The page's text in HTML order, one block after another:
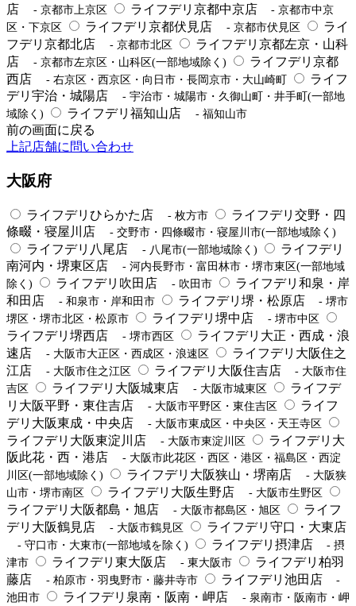
店
- 京都市上京区 ライフデリ京都中京店
- 京都市中京
区・下京区
ライフデリ京都伏見店 - 京都市伏見区
ライ
フデリ京都北店
- 京都市北区
ライフデリ京都左京・山科
店
- 京都市左京区・山科区(一部地域除く)
ライフデリ京都
西店
- 右京区・西京区・向日市・長岡京市・大山崎町
ライフ
デリ宇治・城陽店
- 宇治市・城陽市・久御山町・井手町(一部地
域除く)
ライフデリ福知山店 - 福知山市
前の画面に戻る
上記店舗に問い合わせ
大阪府
ライフデリひらかた店 - 枚方市
ライフデリ交野・四
條畷・寝屋川店
- 交野市・四條畷市・寝屋川市(一部地域除く)
ライフデリ八尾店 - 八尾市(一部地域除く)
ライフデリ
南河内・堺東区店
- 河内長野市・富田林市・堺市東区(一部地域
除く)
ライフデリ吹田店 - 吹田市
ライフデリ和泉・岸
和田店
- 和泉市・岸和田市 ライフデリ堺・松原店
- 堺市
堺区・堺市北区・松原市
ライフデリ堺中店 - 堺市中区
ライフデリ堺西店 - 堺市西区
ライフデリ大正・西成・浪
速店
- 大阪市大正区・西成区・浪速区
ライフデリ大阪住之
江店
- 大阪市住之江区 ライフデリ大阪住吉店
- 大阪市住
吉区
ライフデリ大阪城東店 - 大阪市城東区
ライフデ
リ大阪平野・東住吉店
- 大阪市平野区・東住吉区
ライフ
デリ大阪東成・中央店
- 大阪市東成区・中央区・天王寺区
ライフデリ大阪東淀川店 - 大阪市東淀川区
ライフデリ大
阪此花・西・港店
- 大阪市此花区・西区・港区・福島区・西淀
川区(一部地域除く)
ライフデリ大阪狭山・堺南店
- 大阪狭
山市・堺市南区
ライフデリ大阪生野店 - 大阪市生野区
ライフデリ大阪都島・旭店 - 大阪市都島区・旭区
ライフ
デリ大阪鶴見店
- 大阪市鶴見区 ライフデリ守口・大東店
- 守口市・大東市(一部地域を除く) ライフデリ摂津店
- 摂
津市
ライフデリ東大阪店 - 東大阪市
ライフデリ柏羽
藤店
- 柏原市・羽曳野市・藤井寺市 ライフデリ池田店
-
池田市
ライフデリ泉南・阪南・岬店
- 泉南市・阪南市・岬